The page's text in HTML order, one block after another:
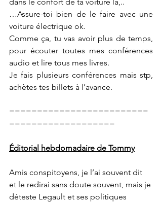
…Assure-toi bien de le faire avec une
voiture électrique ok.
Comme ça, tu vas avoir plus de temps,
pour écouter toutes mes conférences
audio et lire tous mes livres.
Je fais plusieurs conférences mais stp,
achètes tes billets à l’avance.
=========================
===================
Éditorial hebdomadaire de Tommy
Amis conspitoyens, je l’ai souvent dit
et le redirai sans doute souvent, mais je
déteste Legault et ses politiques